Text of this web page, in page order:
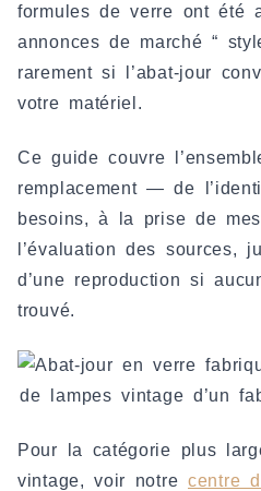
formules de verre ont été
annonces de marché “
rarement si l’abat-jour
votre matériel.
Ce guide couvre
remplacement — de
besoins, à la prise de
l’évaluation des sources,
d’une reproduction si
trouvé.
Pour la catégorie plus
vintage, voir notre centre